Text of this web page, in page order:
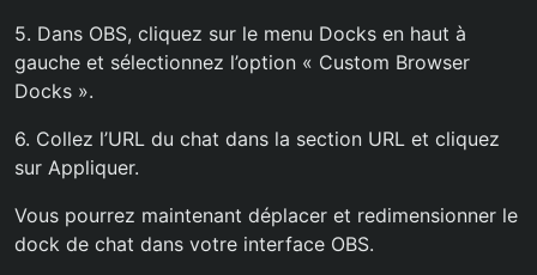
5. Dans OBS, cliquez sur le menu Docks en haut à
gauche et sélectionnez l’option « Custom Browser
Docks ».
6. Collez l’URL du chat dans la section URL et cliquez
sur Appliquer.
Vous pourrez maintenant déplacer et redimensionner le
dock de chat dans votre interface OBS.